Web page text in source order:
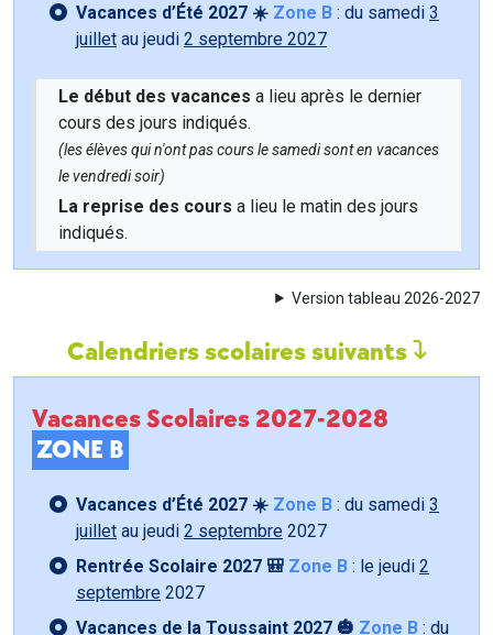
Vacances d’Été 2027 ☀️ Zone B : du samedi 3
juillet au jeudi 2 septembre 2027
Le début des vacances a lieu après le dernier
cours des jours indiqués.
(les élèves qui n'ont pas cours le samedi sont en vacances
le vendredi soir)
La reprise des cours a lieu le matin des jours
indiqués.
Version tableau 2026-2027
Calendriers scolaires suivants
Vacances Scolaires 2027-2028
ZONE B
Vacances d’Été 2027 ☀️ Zone B : du samedi 3
juillet au jeudi 2 septembre 2027
Rentrée Scolaire 2027 🎒 Zone B : le jeudi 2
septembre 2027
Vacances de la Toussaint 2027 🎃 Zone B : du